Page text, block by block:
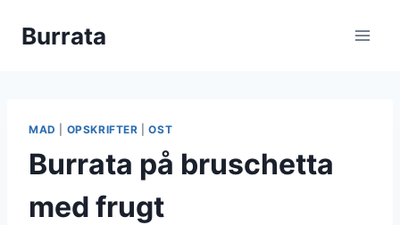
Burrata
MAD OPSKRIFTER |OST
Burrata på bruschetta
med frugt